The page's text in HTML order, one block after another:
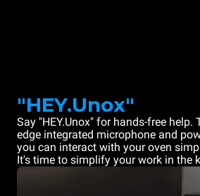
"HEY.Unox"
Say "HEY.Unox" for hands-free
edge integrated microphone and
you can interact with your oven
It's time to simplify your work in the